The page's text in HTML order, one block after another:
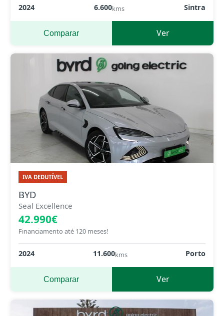
2024 6.600kms Sintra
Comparar Ver
IVA DEDUTÍVEL
BYD
Seal Excellence
42.990€
Financiamento até 120 meses!
2024 11.600kms Porto
Comparar Ver